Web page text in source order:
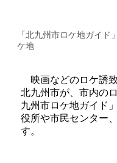
「北九州市ロケ地ガイド
ケ地
映画などのロケ誘
北九州市が、市内の
九州市ロケ地ガイド
役所や市民センター
す。